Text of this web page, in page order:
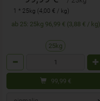
1 * 25kg (4,00 € / kg)
ab 25: 25kg 96,99 € (3,88 € / kg)
25kg
99,99 €